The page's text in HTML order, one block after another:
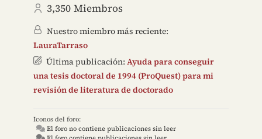
3,350 Miembros
Nuestro miembro más reciente:
LauraTarraso
Última publicación: Ayuda para conseguir
una tesis doctoral de 1994 (ProQuest) para mi
revisión de literatura de doctorado
Iconos del foro:
El foro no contiene publicaciones sin leer